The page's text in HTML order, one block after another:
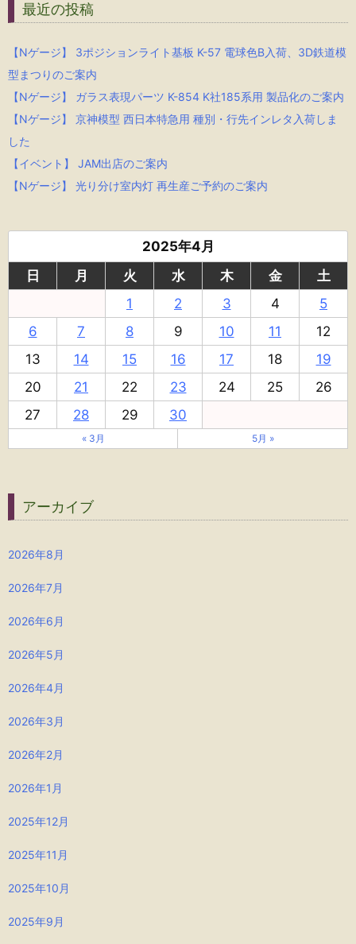
最近の投稿
【Nゲージ】 3ポジションライト基板 K-57 電球色B入荷、3D鉄道模
型まつりのご案内
【Nゲージ】 ガラス表現パーツ K-854 K社185系用 製品化のご案内
【Nゲージ】 京神模型 西日本特急用 種別・行先インレタ入荷しま
した
【イベント】 JAM出店のご案内
【Nゲージ】 光り分け室内灯 再生産ご予約のご案内
2025年4月
日
月 火 水 木 金
土
1
2 3 4
5
6
7 8 9 10 11
12
13
14 15 16 17 18
19
20
21 22 23 24 25
26
27
28 29 30
« 3月 5月 »
アーカイブ
2026年8月
2026年7月
2026年6月
2026年5月
2026年4月
2026年3月
2026年2月
2026年1月
2025年12月
2025年11月
2025年10月
2025年9月